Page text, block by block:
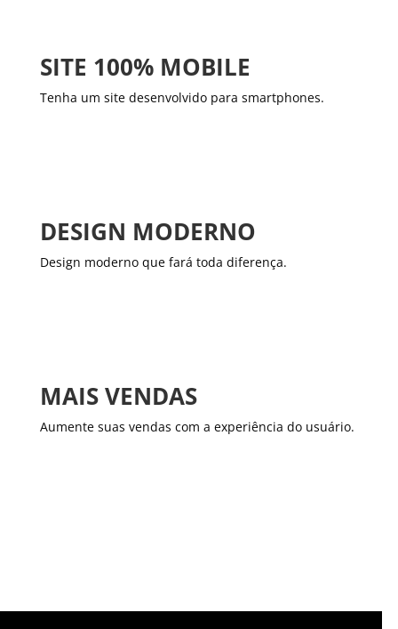
SITE 100% MOBILE
Tenha um site desenvolvido para smartphones.
DESIGN MODERNO
Design moderno que fará toda diferença.
MAIS VENDAS
Aumente suas vendas com a experiência do usuário.